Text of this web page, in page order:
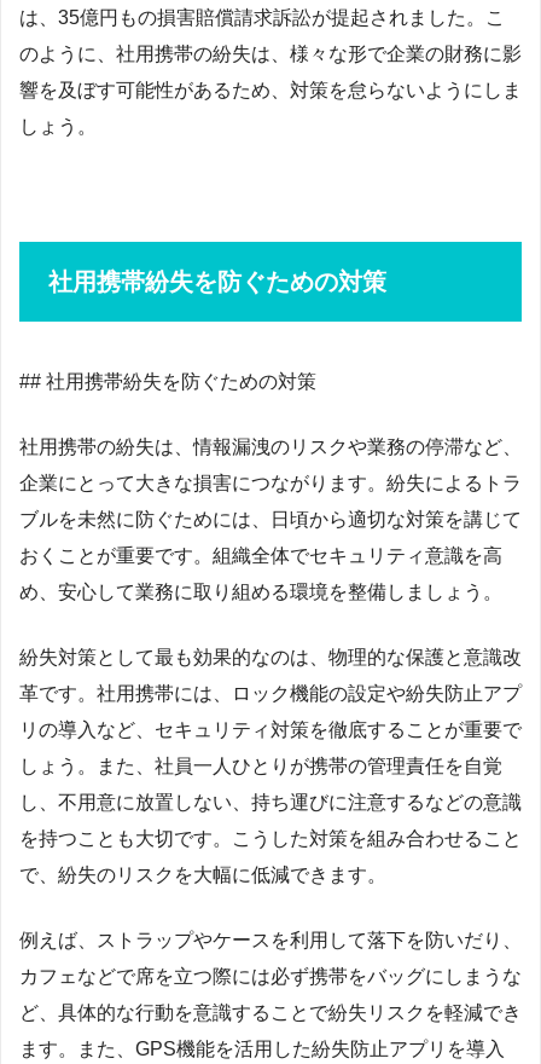
は、35億円もの損害賠償請求訴訟が提起されました。こ
のように、社用携帯の紛失は、様々な形で企業の財務に影
響を及ぼす可能性があるため、対策を怠らないようにしま
しょう。
社用携帯紛失を防ぐための対策
## 社用携帯紛失を防ぐための対策
社用携帯の紛失は、情報漏洩のリスクや業務の停滞など、
企業にとって大きな損害につながります。紛失によるトラ
ブルを未然に防ぐためには、日頃から適切な対策を講じて
おくことが重要です。組織全体でセキュリティ意識を高
め、安心して業務に取り組める環境を整備しましょう。
紛失対策として最も効果的なのは、物理的な保護と意識改
革です。社用携帯には、ロック機能の設定や紛失防止アプ
リの導入など、セキュリティ対策を徹底することが重要で
しょう。また、社員一人ひとりが携帯の管理責任を自覚
し、不用意に放置しない、持ち運びに注意するなどの意識
を持つことも大切です。こうした対策を組み合わせること
で、紛失のリスクを大幅に低減できます。
例えば、ストラップやケースを利用して落下を防いだり、
カフェなどで席を立つ際には必ず携帯をバッグにしまうな
ど、具体的な行動を意識することで紛失リスクを軽減でき
ます。また、GPS機能を活用した紛失防止アプリを導入